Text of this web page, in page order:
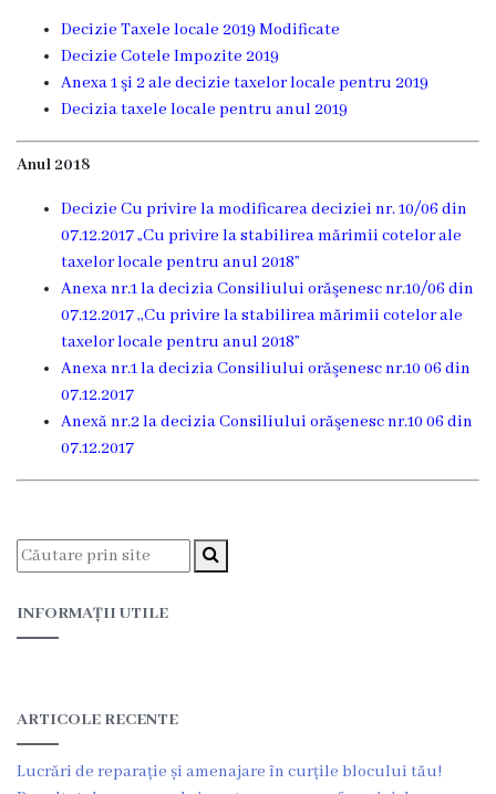
Consilieri
Regulamentul
Consiliului
Ședințele
Consiliului
online
Deciziile
Consiliului
Procese-
verbale
Consiliului
Ședințe
Or.
Floreşti
Decizie Taxele locale 2019 Modificate
Decizie Cotele Impozite 2019
Anexa 1 şi 2 ale decizie taxelor locale pentru 2019
Decizia taxele locale pentru anul 2019
Anul 2018
Decizie Cu privire la modificarea deciziei nr. 10/06 din
07.12.2017 „Cu privire la stabilirea mărimii cotelor ale
taxelor locale pentru anul 2018”
Anexa nr.1 la decizia Consiliului orăşenesc nr.10/06 din
07.12.2017 ,,Cu privire la stabilirea mărimii cotelor ale
taxelor locale pentru anul 2018”
Anexa nr.1 la decizia Consiliului orăşenesc nr.10 06 din
07.12.2017
Anexă nr.2 la decizia Consiliului orăşenesc nr.10 06 din
07.12.2017
INFORMAȚII UTILE
ARTICOLE RECENTE
Lucrări de reparație și amenajare în curțile blocului tău!